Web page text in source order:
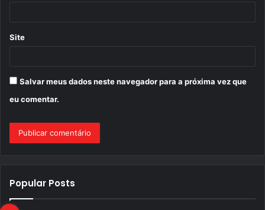
Site
Salvar meus dados neste navegador para a próxima vez que
eu comentar.
Popular Posts